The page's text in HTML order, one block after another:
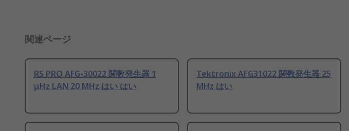
関連ページ
RS PRO AFG-30022 関数発生器 1
μHz LAN 20 MHz はい はい
Tektronix AFG31022 関数発生器 25
MHz はい